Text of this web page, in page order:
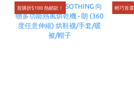
首購折$100 熱銷款！ 輕巧首選